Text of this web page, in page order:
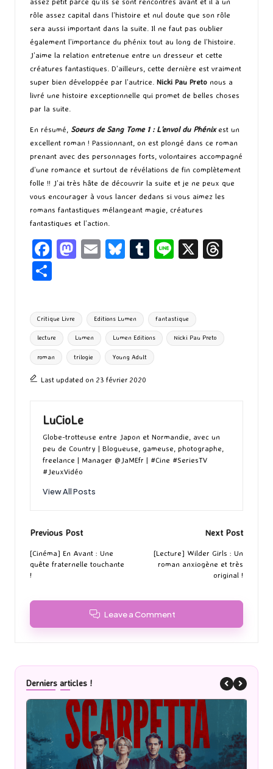
rôle assez capital dans l’histoire et nul doute que son rôle
sera aussi important dans la suite. Il ne faut pas oublier
également l’importance du phénix tout au long de l’histoire.
J’aime la relation entretenue entre un dresseur et cette
créatures fantastiques. D’ailleurs, cette dernière est vraiment
super bien développée par l’autrice. Nicki Pau Preto nous a
livré une histoire exceptionnelle qui promet de belles choses
par la suite.
En résumé, Soeurs de Sang Tome 1 : L’envol du Phénixest un
excellent roman ! Passionnant, on est plongé dans ce roman
prenant avec des personnages forts, volontaires accompagné
d’une romance et surtout de révélations de fin complètement
folle !! J’ai très hâte de découvrir la suite et je ne peux que
vous encourager à vous lancer dedans si vous aimez les
romans fantastiques mélangeant magie, créatures
fantastiques et l’action.
Fa
o
o
k
M
d
o
n
E
l
Bl
ky
T
bl
r
Li X
ta
g
er
Tags:
Critique Livre Editions Lumen fantastique
lecture Lumen Lumen Editions Nicki Pau Preto
roman trilogie Young Adult
Last updated on 23 février 2020
LuCioLe
Globe-trotteuse entre Japon et Normandie, avec un
peu de Country | Blogueuse, gameuse, photographe,
freelance | Manager @JaMEfr | #Cine #SeriesTV
#JeuxVidéo
View All Posts
Post
navigation
Previous Post
[Cinéma] En Avant : Une
quête fraternelle touchante
!
Next Post
[Lecture] Wilder Girls : Un
roman anxiogène et très
original !
Leave a Comment
Derniers articles !